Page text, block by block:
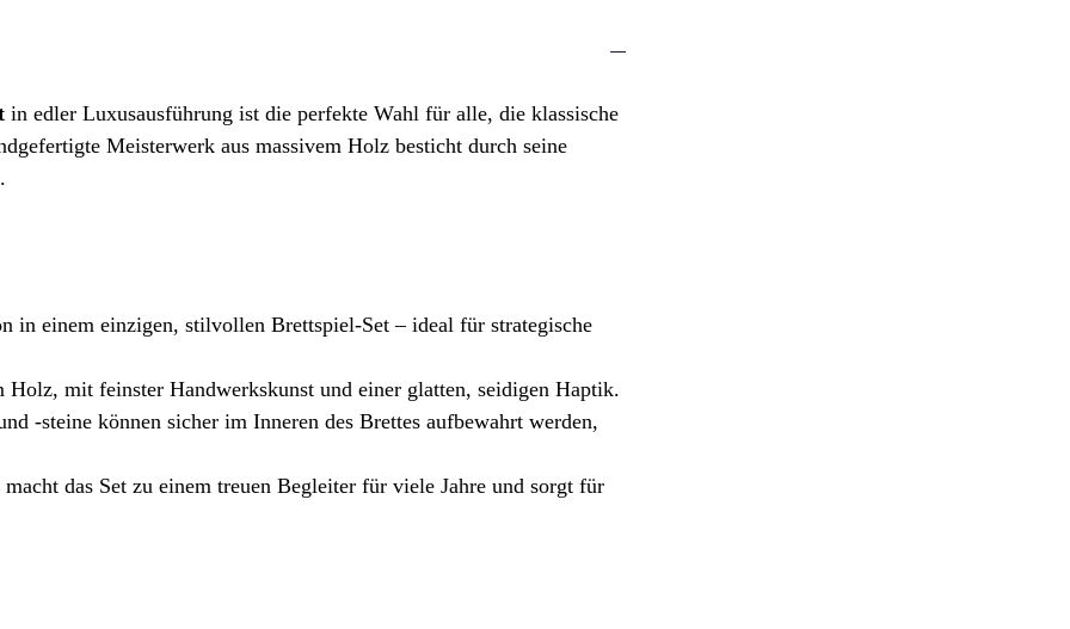
in edler Luxusausführung ist die perfekte Wahl für alle, die klassische
Meisterwerk aus massivem Holz besticht durch seine
in einem einzigen, stilvollen Brettspiel-Set – ideal für strategische
Holz, mit feinster Handwerkskunst und einer glatten, seidigen Haptik.
-steine können sicher im Inneren des Brettes aufbewahrt werden,
das Set zu einem treuen Begleiter für viele Jahre und sorgt für